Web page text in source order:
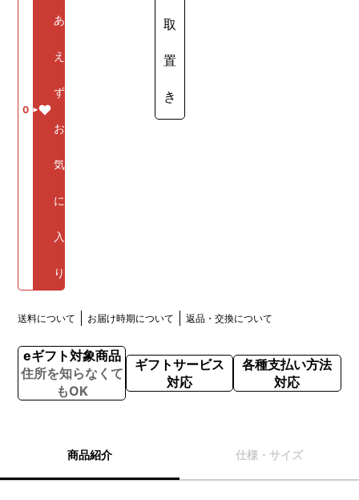
0
あ
え
ず
お
気
に
入
り
取
置
き
送料について お届け時期について 返品・交換について
eギフト対象商品
住所を知らなくて
もOK
ギフトサービス
対応
各種支払い方法
対応
商品紹介 仕様・サイズ